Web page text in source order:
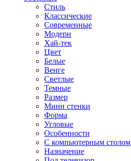
Стиль
Классические
Современные
Модерн
Хай-тек
Цвет
Белые
Венге
Светлые
Темные
Размер
Мини стенки
Форма
Угловые
Особенности
С компьютерным столом
Назначение